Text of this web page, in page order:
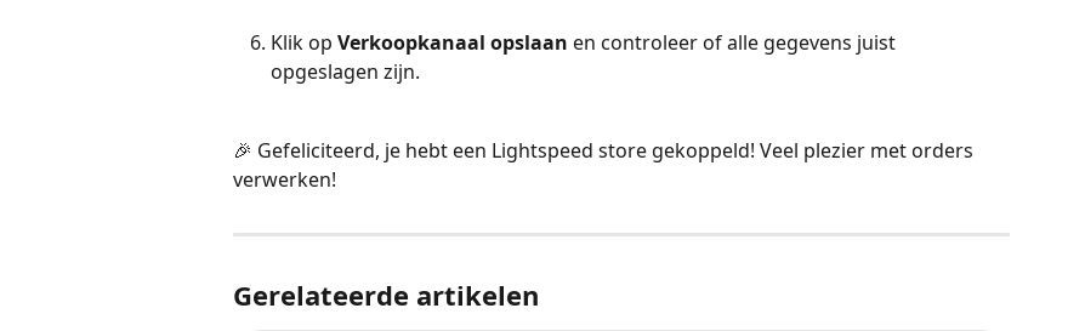
Klik op Verkoopkanaal opslaan en controleer of alle gegevens juist
opgeslagen zijn.
🎉 Gefeliciteerd, je hebt een Lightspeed store gekoppeld! Veel plezier met orders
verwerken!
Gerelateerde artikelen